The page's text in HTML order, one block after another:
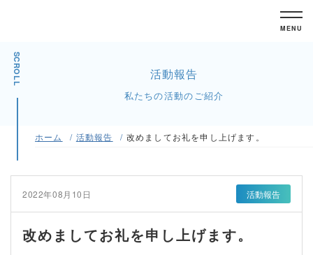
MENU
SCROLL 活動報告
私たちの活動のご紹介
ホーム 活動報告 改めましてお礼を申し上げます。
2022年08月10日 活動報告
改めましてお礼を申し上げます。